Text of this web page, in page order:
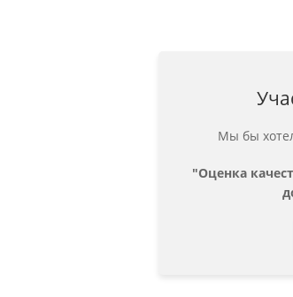
Мы бы
"Оценка